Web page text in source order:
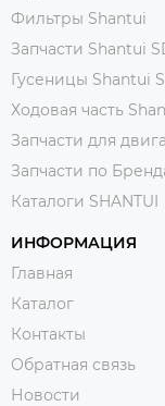
Фильтры Shantui
Запчасти Shantui
Гусеницы Shantui
Ходовая часть
Запчасти для
Запчасти по
Каталоги SHANTUI
ИНФОРМАЦИЯ
Главная
Каталог
Контакты
Обратная связь
Новости